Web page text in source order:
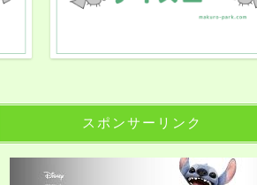
スポンサーリンク